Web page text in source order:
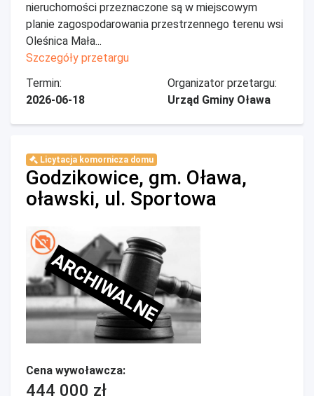
nieruchomości przeznaczone są w miejscowym
planie zagospodarowania przestrzennego terenu wsi
Oleśnica Mała...
Szczegóły przetargu
Termin:
2026-06-18
Organizator przetargu:
Urząd Gminy Oława
Licytacja komornicza domu
Godzikowice, gm. Oława,
oławski, ul. Sportowa
ARCHIWALNE
Cena wywoławcza:
444 000 zł